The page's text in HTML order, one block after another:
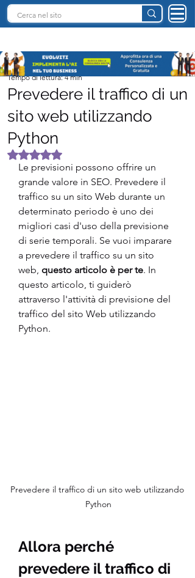
Prevedere il traffico di un
sito web utilizzando
Python
Team I.A. Italia
Tempo di lettura: 4 min
Valutazione NaN stelle su 5.
Le previsioni possono offrire un
grande valore in SEO. Prevedere il
traffico su un sito Web durante un
determinato periodo è uno dei
migliori casi d'uso della previsione
di serie temporali. Se vuoi imparare
a prevedere il traffico su un sito
web, questo articolo è per te. In
questo articolo, ti guiderò
attraverso l'attività di previsione del
traffico del sito Web utilizzando
Python.
Prevedere il traffico di un sito web utilizzando
Python
Allora perché
prevedere il traffico di